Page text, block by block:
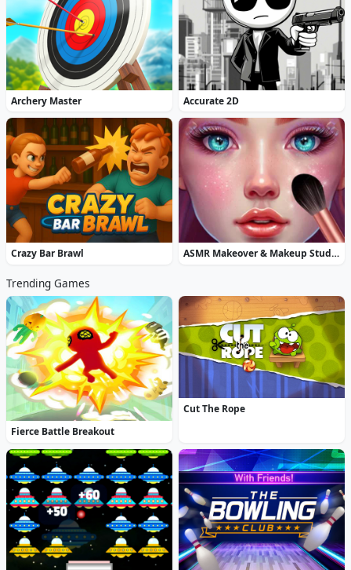
Archery Master Accurate 2D
Crazy Bar Brawl ASMR Makeover & Makeup Studio
Trending Games
Fierce Battle Breakout
Cut The Rope